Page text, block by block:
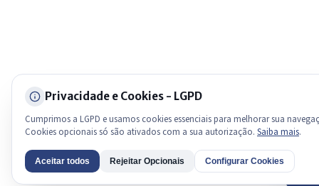
Privacidade e Cookies - LGPD
Cumprimos a LGPD e usamos cookies essenciais para melhorar sua
Cookies opcionais só são ativados com a sua autorização. Saiba mais.
Aceitar todos Rejeitar Opcionais Configurar Cookies